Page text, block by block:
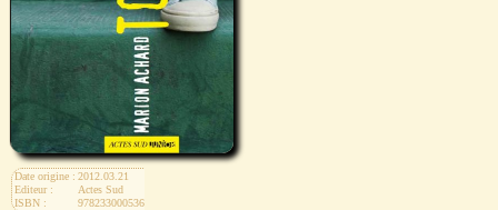
Date origine : 2012.03.21
Editeur :
Actes Sud
ISBN :
9782330005368